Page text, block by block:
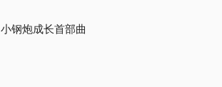
小钢炮成长首部曲